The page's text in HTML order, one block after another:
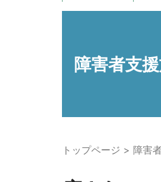
障害者支
トップページ 障害